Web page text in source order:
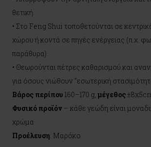
θετική.
• Στο Feng Shui τοποθετούνται σε
χώρου ή κοντά σε πηγές ενέργειας (π.χ.
παράθυρα).
• Θεωρούνται πέτρες καθαρισμού και
για όσους νιώθουν “εσωτερική
Βάρος περίπου 160–170 g, μέγεθος
Φυσικό προϊόν – κάθε γεώδη είναι
χρώμα
Προέλευση: Μαρόκο